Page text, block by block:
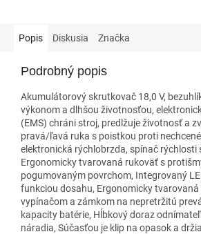
Popis Diskusia Značka
Podrobný popis
Akumulátorový skrutkovač 18,0 V,
výkonom a dlhšou životnosťou,
(EMS) chráni stroj, predlžuje životnosť a
pravá/ľavá ruka s poistkou proti
elektronická rýchlobrzda, spínač rýchlosti
Ergonomicky tvarovaná rukoväť s
pogumovaným povrchom, Integrovaný
funkciou dosahu, Ergonomicky
vypínačom a zámkom na nepretržitú
kapacity batérie, Hĺbkový doraz
náradia, Súčasťou je klip na opasok a